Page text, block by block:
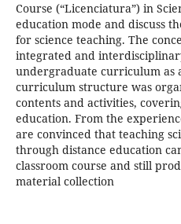
Course (“Licenciatura”) in
education mode and discuss
for science teaching. The
integrated and
undergraduate curriculum as
curriculum structure was
contents and activities,
education. From the
are convinced that teaching
through distance education
classroom course and still
material collection